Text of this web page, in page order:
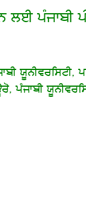
ਪੰਜਾਬੀ
ਯੂਨੀਵਰਸਿਟੀ,
ਪੰਜਾਬੀ